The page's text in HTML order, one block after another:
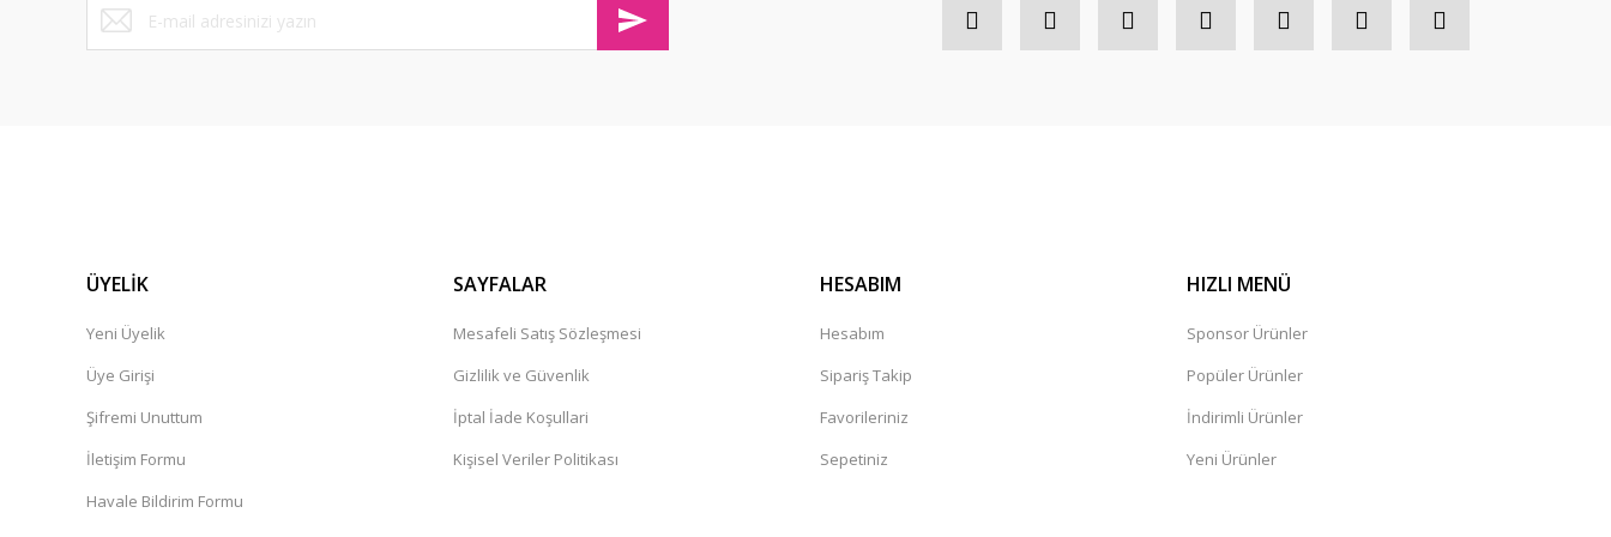
Sorunsuz bir alışveriş gerçekleştirdim. Güvenilir Ve ilkeli. Kolaylıkla iletişim kurabileceğininiz
bir alışveriş platformu herkese tavsiye ederim.
Güner Aydın | 19/10/2024
ÜYELİK
Yeni Üyelik
Üye Girişi
Şifremi Unuttum
İletişim Formu
Havale Bildirim Formu
SAYFALAR
Mesafeli Satış Sözleşmesi
Gizlilik ve Güvenlik
İptal İade Koşullari
Kişisel Veriler Politikası
HESABIM
Hesabım
Sipariş Takip
Favorileriniz
Sepetiniz
HIZLI MENÜ
Sponsor Ürünler
Popüler Ürünler
İndirimli Ürünler
Yeni Ürünler